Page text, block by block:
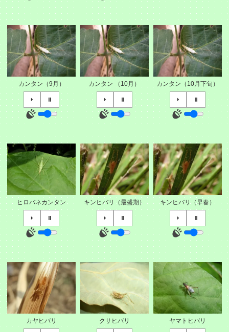
カンタン（9月）
⏵ ⏸
カンタン （10月）
⏵ ⏸
カンタン（10月下旬）
⏵ ⏸
ヒロバネカンタン
⏵ ⏸
キンヒバリ（最盛期）
⏵ ⏸
キンヒバリ（早春）
⏵ ⏸
カヤヒバリ クサヒバリ ヤマトヒバリ